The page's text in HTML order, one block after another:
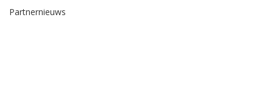
Partnernieuws